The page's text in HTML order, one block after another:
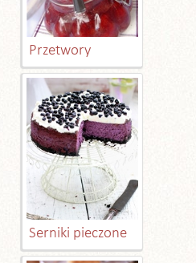
Przetwory
Serniki pieczone